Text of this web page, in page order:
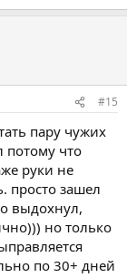
#15
пару чужих
потому что
руки не
просто зашел
выдохнул,
но только
по 30+ дней